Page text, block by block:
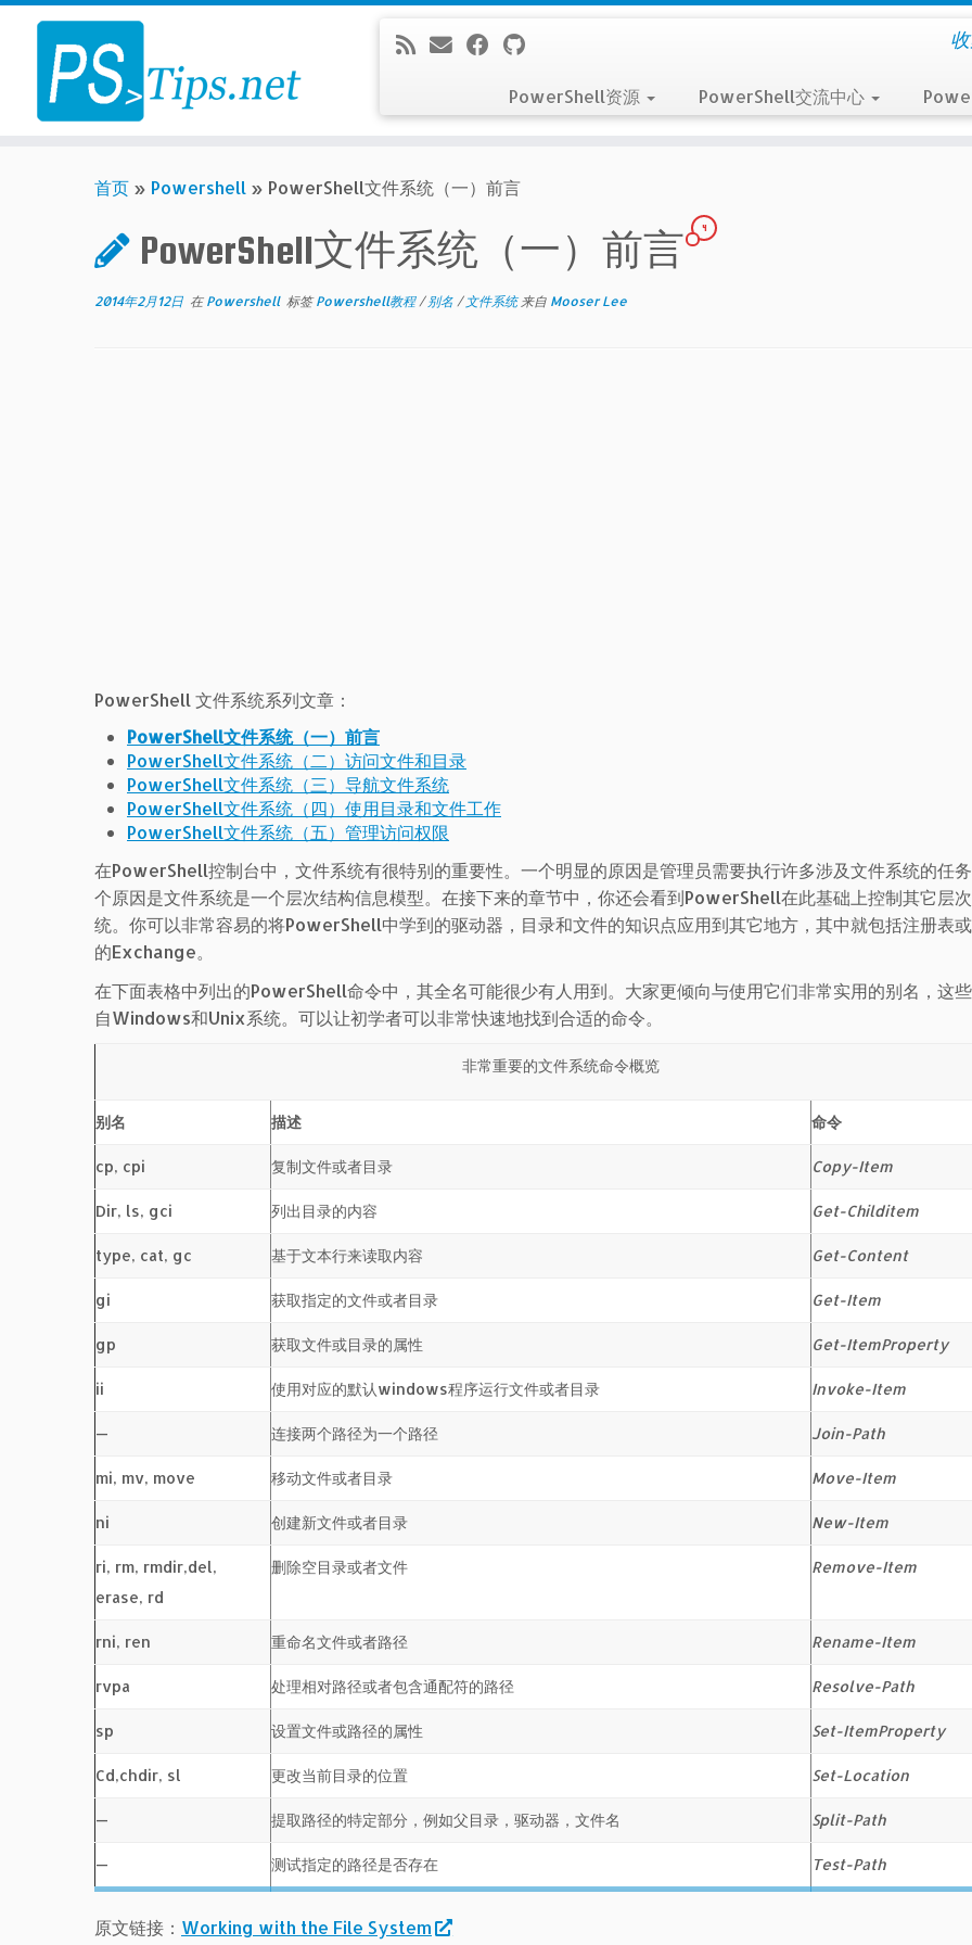
Skip
content
PowerShell资源 PowerShell交流中心
首页 » Powershell » PowerShell文件系统（一）前言
PowerShell文件系统（一）前言
4
2014年2月12日 在 Powershell 标签Powershell教程/别名 / 文件系统 来自 Mooser Lee
PowerShell 文件系统系列文章：
PowerShell文件系统（一）前言
PowerShell文件系统（二）访问文件和目录
PowerShell文件系统（三）导航文件系统
PowerShell文件系统（四）使用目录和文件工作
PowerShell文件系统（五）管理访问权限
在PowerShell控制台中，文件系统有很特别的重要性。一个明显的原因是管理员需要执行许多涉及文件系统的任
个原因是文件系统是一个层次结构信息模型。在接下来的章节中，你还会看到PowerShell在此基础上控制其它层
统。你可以非常容易的将PowerShell中学到的驱动器，目录和文件的知识点应用到其它地方，其中就包括注册表
的Exchange。
在下面表格中列出的PowerShell命令中，其全名可能很少有人用到。大家更倾向与使用它们非常实用的别名，这
自Windows和Unix系统。可以让初学者可以非常快速地找到合适的命令。
非常重要的文件系统命令概览
别名 描述 命令
cp, cpi 复制文件或者目录 Copy-Item
Dir, ls, gci 列出目录的内容 Get-Childitem
type, cat, gc 基于文本行来读取内容 Get-Content
gi 获取指定的文件或者目录 Get-Item
gp 获取文件或目录的属性 Get-ItemProperty
ii 使用对应的默认windows程序运行文件或者目录 Invoke-Item
— 连接两个路径为一个路径 Join-Path
mi, mv, move 移动文件或者目录 Move-Item
ni 创建新文件或者目录 New-Item
ri, rm, rmdir,del,
erase, rd
删除空目录或者文件 Remove-Item
rni, ren 重命名文件或者路径 Rename-Item
rvpa 处理相对路径或者包含通配符的路径 Resolve-Path
sp 设置文件或路径的属性 Set-ItemProperty
Cd,chdir, sl 更改当前目录的位置 Set-Location
— 提取路径的特定部分，例如父目录，驱动器，文件名 Split-Path
— 测试指定的路径是否存在 Test-Path
原文链接： Working with the File System